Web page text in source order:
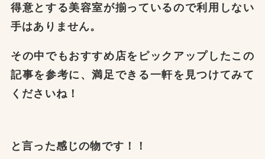
得意とする美容室が揃っているので利用しない
手はありません。
その中でもおすすめ店をピックアップしたこの
記事を参考に、満足できる一軒を見つけてみて
くださいね！
と言った感じの物です！！